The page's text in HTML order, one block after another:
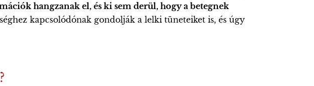
hangzanak el, és ki sem derül, hogy a betegnek
kapcsolódónak gondolják a lelki tüneteiket is, és úgy